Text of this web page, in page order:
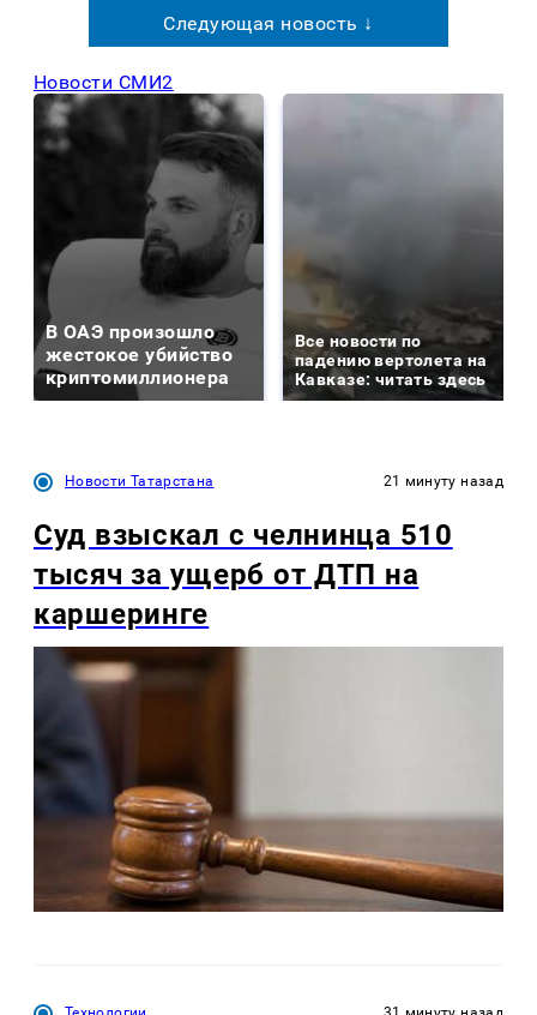
Следующая новость ↓
Новости СМИ2
В ОАЭ произошло
жестокое убийство
криптомиллионера
Все новости по
падению вертолета на
Кавказе: читать здесь
Новости Татарстана 21 минуту назад
Суд взыскал с челнинца 510
тысяч за ущерб от ДТП на
каршеринге